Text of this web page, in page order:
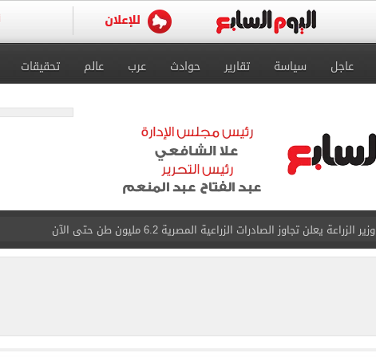
عاجل سياسة تقارير حوادث عرب عالم تحقيقات
رئيس الوزراء يستعرض المنطقة المقترحة لإقامة مجمع حكومى للخدمات الذكية بمطروح
نقيب الصحفيين يخاطب الجهات المختصة ضد مؤسسات تستغل المتدربين
صحيفة تركية لمدرب طرابزون سبور بعد صفقة محمد صلاح: «لا أعذار بعد الآن»